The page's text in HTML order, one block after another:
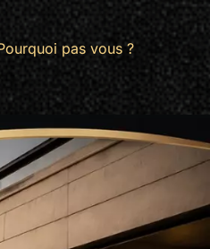
pas vous ?